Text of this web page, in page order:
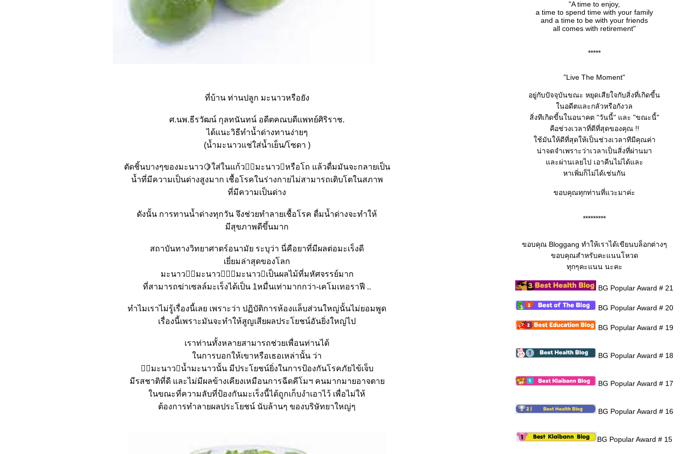
ที่บ้าน ท่านปลูก มะนาวหรือยัง
ศ.นพ.ธีรวัฒน์ กุลทนันทน์ อดีตคณบดีเเพทย์ศิริราช.
ได้แนะวิธีทำน้ำด่างทานง่ายๆ
(น้ำมะนาวแช่ใส่น้ำเย็น/โซดา )
ตัดชิ้นบางๆของมะนาว🍋ใส่ในแก้ว􁀁􀆑มะนาว􏿿หรือโถ แล้วดื่มมันจะกลายเป็น
น้ำที่มีความเป็นด่างสูงมาก เชื้อโรคในร่างกายไม่สามารถเติบโตในสภาพ
ที่มีความเป็นด่าง
ดังนั้น การทานน้ำด่างทุกวัน จึงช่วยทำลายเชื้อโรค ดื่มน้ำด่างจะทำให้
มีสุขภาพดีขึ้นมาก
สถาบันทางวิทยาศาตร์อนามัย ระบุว่า นี่คือยาที่มีผลต่อมะเร็งดี
เยี่ยมล่าสุดของโลก
มะนาว􁀁􀇨มะนาว􏿿􁀁􀇧มะนาว􏿿เป็นผลไม้ที่มหัศจรรย์มาก
ที่สามารถฆ่าเซลล์มะเร็งได้เป็น 1หมื่นเท่ามากกว่า-เคโมเทอราฟี ..
ทำไมเราไม่รู้เรื่องนี้เลย เพราะว่า ปฏิบัติการห้องแล็บส่วนใหญ่นั้นไม่ยอมพูด
เรื่องนี้เพราะมันจะทำให้สูญเสียผลประโยชน์อันยิ่งใหญ่ไป
เราท่านทั้งหลายสามารถช่วยเพื่อนท่านได้
นการบอกให้เขาหรือเธอเหล่านั้น ว่า
􁀁􀆑มะนาว􏿿น้ำมะนาวนั้น มีประโยชน์ยิ่งในการป้องกันโรคภัยไข้เจ็บ
มีรสชาติที่ดี และไม่มีผลข้างเคียงเหมือนการฉีดคีโมฯ คนมากมายอาจตา
นขณะที่ความลับที่ป้องกันมะเร็งนี้ได้ถูกเก็บงำเอาไว้ เพื่อไม่ให้
ต้องการทำลายผลประโยชน์ นับล้านๆ ของบริษัทยาใหญ่ๆ
"A time to enjoy,
a time to spend time with your family
and a time to be with your friends
all comes with retirement"
*****
"Live The Moment"
อยู่กับปัจจุบันขณะ หยุดเสียใจกับสิ่งที่เกิดขี้น
นอดีตและกลัวหรือกังวล
สิ่งทีเกิดขี้นในอนาคต "วันนี้" และ "ขณะนี้"
คือช่วงเวลาที่ดีที่สุดของคุณ !!
ช้มันให้ดีที่สุดให้เป็นช่วงเวลาทีมีคุณค่า
น่าจดจำเพราะว่าเวลาเป็นสิ่งที่ผ่านมา
ละผ่านเลยไป เอาคืนไม่ได้และ
หาเพิ่มก็ไม่ได้เช่นกัน
ขอบคุณทุกท่านที่แวะมาค่ะ
*********
ขอบคุณ Bloggang ทำให้เราได้เขียนบล็อกต่างๆ
ขอบคุณสำหรับคะแนนโหวด
ทุกๆคะแนน นะคะ
BG Popular Award # 21
BG Popular Award # 20
BG Popular Award # 19
BG Popular Award # 18
BG Popular Award # 17
BG Popular Award # 16
BG Popular Award # 15